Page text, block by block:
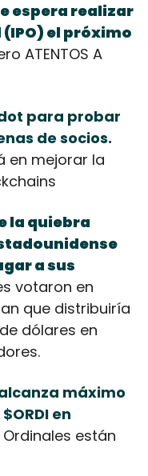
espera realizar
el próximo
ATENTOS A
para probar
de socios.
en mejorar la
la quiebra
a sus
votaron en
que distribuiría
dólares en
máximo
en
están